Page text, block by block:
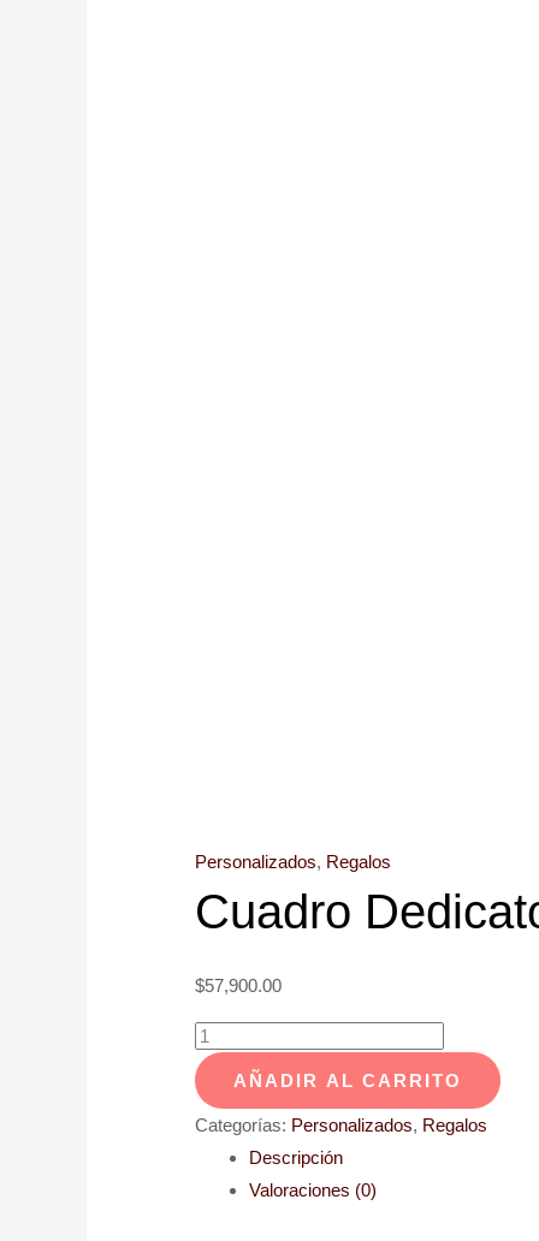
Personalizados, Regalos
Cuadro
$57,900.00
AÑADIR AL CARRITO
Categorías: Personalizados, Regalos
Descripción
Valoraciones (0)